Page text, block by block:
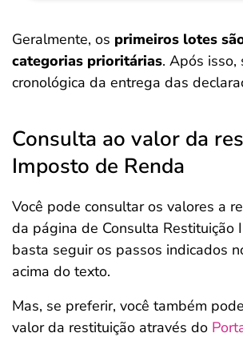
Geralmente, os primeiros lotes
categorias prioritárias. Após isso,
cronológica da entrega das
Consulta ao valor da
Imposto de Renda
Você pode consultar os valores a
da página de Consulta Restituição
basta seguir os passos indicados
acima do texto.
Mas, se preferir, você também
valor da restituição através do